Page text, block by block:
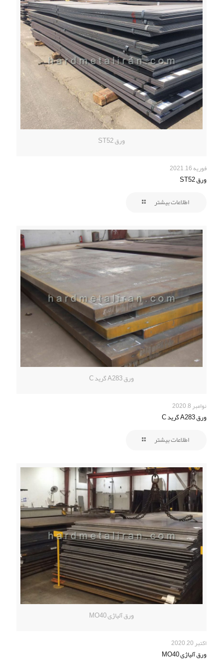
ورق ST52
فوریه 16, 2021
ورق ST52
اطلاعات بیشتر
ورق A283 گرید C
نوامبر 8, 2020
ورق A283 گرید C
اطلاعات بیشتر
ورق آلیاژی MO40
اکتبر 20, 2020
ورق آلیاژی MO40